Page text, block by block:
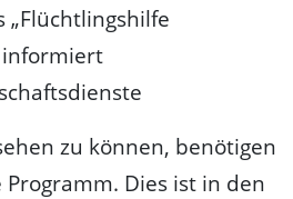
„Flüchtlingshilfe
informiert
zu können, benötigen
Programm. Dies ist in den